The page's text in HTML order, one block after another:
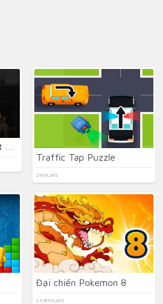
Traffic Tap Puzzle
293 PLAYS
Đại chiến Pokemon 8
21089 PLAYS